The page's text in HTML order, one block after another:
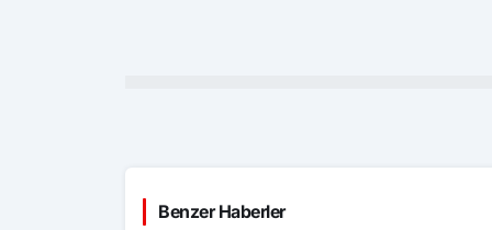
Benzer Haberler